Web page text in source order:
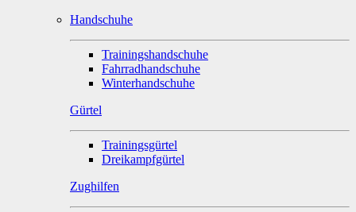
Handschuhe
Trainingshandschuhe
Fahrradhandschuhe
Winterhandschuhe
Gürtel
Trainingsgürtel
Dreikampfgürtel
Zughilfen